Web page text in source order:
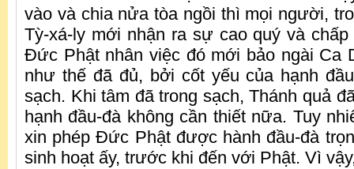
vào và chia nửa tòa ngồi thì mọi người,
Tỳ-xá-ly mới nhận ra sự cao quý và
Đức Phật nhân việc đó mới bảo ngài Ca
như thế đã đủ, bởi cốt yếu của hạnh
sạch. Khi tâm đã trong sạch, Thánh quả
hạnh đầu-đà không cần thiết nữa. Tuy
xin phép Đức Phật được hành đầu-đà
sinh hoạt ấy, trước khi đến với Phật. Vì